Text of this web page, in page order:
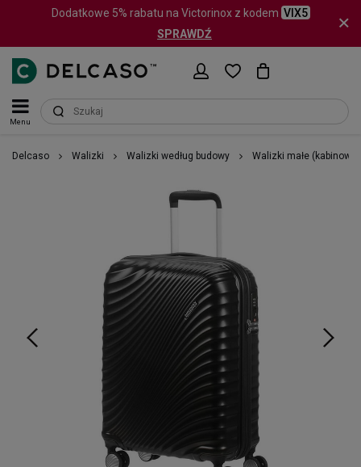
Dodatkowe 5% rabatu na Victorinox z kodem VIX5
SPRAWDŹ
Menu
Delcaso Walizki Walizki według budowy Walizki małe (kabinowe)